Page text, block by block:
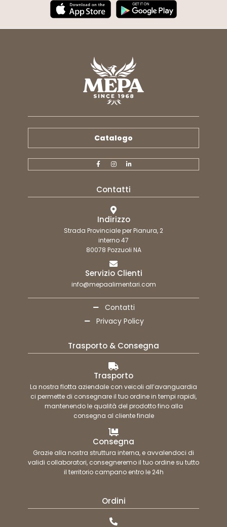
Catalogo
Contatti
Indirizzo
Strada Provinciale per Pianura, 2
interno 47
80078 Pozzuoli NA
Servizio Clienti
info@mepaalimentari.com
Contatti
Privacy Policy
Trasporto & Consegna
Trasporto
La nostra flotta aziendale con veicoli all’avanguardia
ci permette di consegnare il tuo ordine in tempi rapidi,
mantenendo le qualità del prodotto fino alla
consegna al cliente finale
Consegna
Grazie alla nostra struttura interna, e avvalendoci di
validi collaboratori, consegneremo il tuo ordine su tutto
il territorio campano entro le 24h
Ordini